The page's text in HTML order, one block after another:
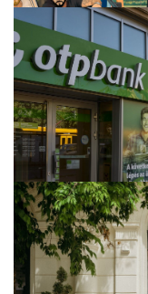
Content Lab HUB
Lista
Befektetés